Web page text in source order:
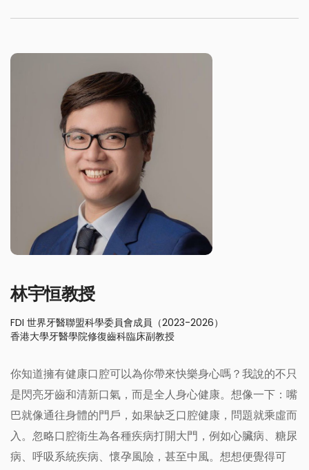
林宇恒教授
FDI 世界牙醫聯盟科學委員會成員（2023-2026）
香港大學牙醫學院修復齒科臨床副教授
你知道擁有健康口腔可以為你帶來快樂身心嗎？我說的不只
是閃亮牙齒和清新口氣，而是全人身心健康。想像一下：嘴
巴就像通往身體的門戶，如果缺乏口腔健康，問題就乘虛而
入。忽略口腔衛生為各種疾病打開大門，例如心臟病、糖尿
病、呼吸系統疾病、懷孕風險，甚至中風。想想便覺得可